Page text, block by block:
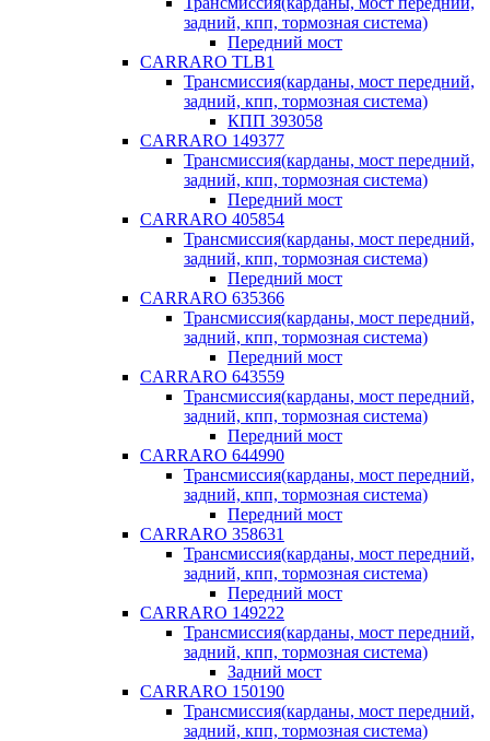
задний, кпп, тормозная система)
Передний мост
CARRARO TLB1
Трансмиссия(карданы, мост передний,
задний, кпп, тормозная система)
КПП 393058
CARRARO 149377
Трансмиссия(карданы, мост передний,
задний, кпп, тормозная система)
Передний мост
CARRARO 405854
Трансмиссия(карданы, мост передний,
задний, кпп, тормозная система)
Передний мост
CARRARO 635366
Трансмиссия(карданы, мост передний,
задний, кпп, тормозная система)
Передний мост
CARRARO 643559
Трансмиссия(карданы, мост передний,
задний, кпп, тормозная система)
Передний мост
CARRARO 644990
Трансмиссия(карданы, мост передний,
задний, кпп, тормозная система)
Передний мост
CARRARO 358631
Трансмиссия(карданы, мост передний,
задний, кпп, тормозная система)
Передний мост
CARRARO 149222
Трансмиссия(карданы, мост передний,
задний, кпп, тормозная система)
Задний мост
CARRARO 150190
Трансмиссия(карданы, мост передний,
задний, кпп, тормозная система)